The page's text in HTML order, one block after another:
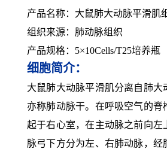
产品名称：大鼠肺大动脉平滑肌
组织来源：肺动脉组织
产品规格：5×10Cells/T25培养瓶
细胞简介：
大鼠肺大动脉平滑肌分离自肺大
亦称肺动脉干。在呼吸空气的脊
起于右心室，在主动脉之前向左
脉弓下方分为左、右肺动脉，经